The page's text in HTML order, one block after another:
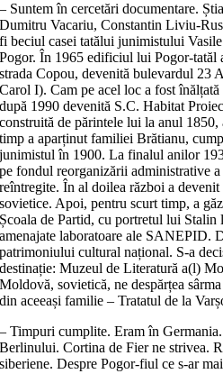
– Suntem în cercetări documentare.
Dumitru Vacariu, Constantin Liviu-
fi beciul casei tatălui junimistului
Pogor. În 1965 edificiul lui Pogor-tatăl
strada Copou, devenită bulevardul 23
Carol I). Cam pe acel loc a fost
după 1990 devenită S.C. Habitat
construită de părintele lui la anul
timp a aparținut familiei Brătianu,
junimistul în 1900. La finalul anilor
pe fondul reorganizării administrative
reîntregite. În al doilea război a
sovietice. Apoi, pentru scurt timp, a
Școala de Partid, cu portretul lui
amenajate laboratoare ale SANEPID.
patrimoniului cultural național. S-a
destinație: Muzeul de Literatură a(l)
Moldovă, sovietică, ne despărțea
din aceeași familie – Tratatul de la
– Timpuri cumplite. Eram în
Berlinului. Cortina de Fier ne strivea.
siberiene. Despre Pogor-fiul ce s-ar